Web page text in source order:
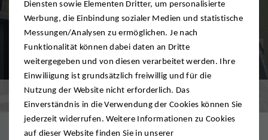
Downloads
Diensten sowie Elementen Dritter, um personalisierte
Werbung, die Einbindung sozialer Medien und statistische
Messungen/Analysen zu ermöglichen. Je nach
Funktionalität können dabei daten an Dritte
weitergegeben und von diesen verarbeitet werden. Ihre
Einwiliigung ist grundsätzlich freiwillig und für die
Nutzung der Website nicht erforderlich. Das
Einverständnis in die Verwendung der Cookies können Sie
jederzeit widerrufen. Weitere Informationen zu Cookies
auf dieser Website finden Sie in unserer